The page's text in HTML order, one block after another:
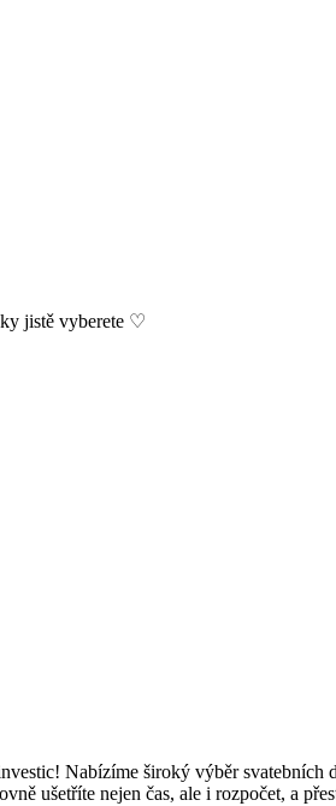
jistě vyberete ♡
Nabízíme široký výběr
ušetříte nejen čas, ale i rozpočet, a